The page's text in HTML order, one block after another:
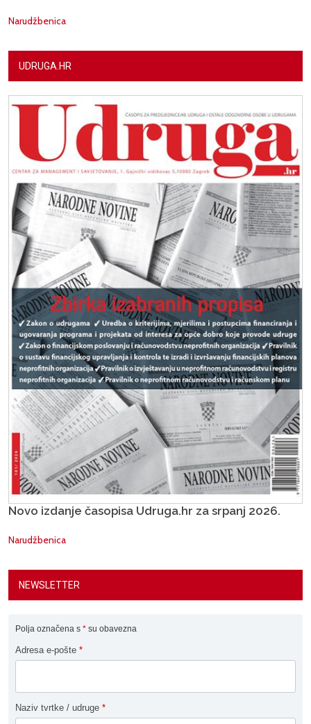
Narudžbenica
UDRUGA.HR
Novo izdanje časopisa Udruga.hr za srpanj 2026.
Narudžbenica
NEWSLETTER
Polja označena s * su obavezna
Adresa e-pošte *
Naziv tvrtke / udruge *